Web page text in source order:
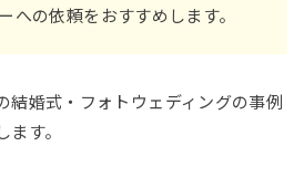
への依頼をおすすめします。
結婚式・フォトウェディングの事例
す。